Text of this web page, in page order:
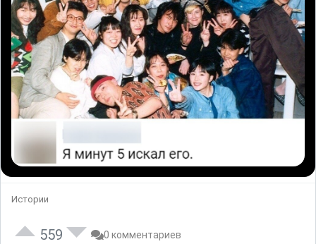
Истории
559 0 комментариев